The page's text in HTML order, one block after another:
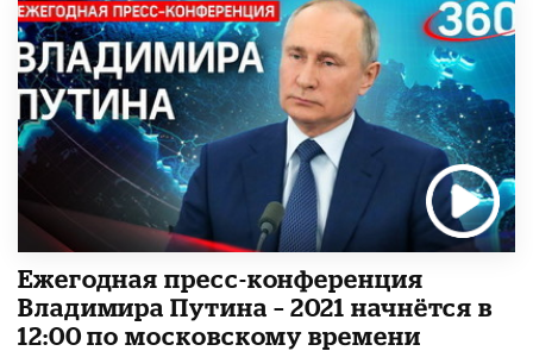
Ежегодная пресс-конференция
Владимира Путина – 2021 начнётся в
12:00 по московскому времени